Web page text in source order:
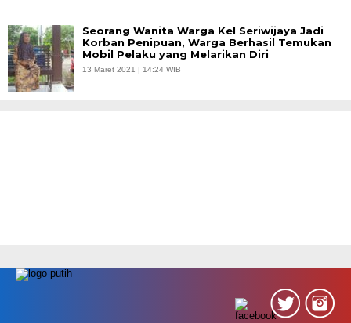
Seorang Wanita Warga Kel Seriwijaya Jadi
Korban Penipuan, Warga Berhasil Temukan
Mobil Pelaku yang Melarikan Diri
13 Maret 2021 | 14:24 WIB